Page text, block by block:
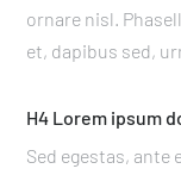
ornare nisl.
et, dapibus sed,
H4 Lorem ipsum
Sed egestas,